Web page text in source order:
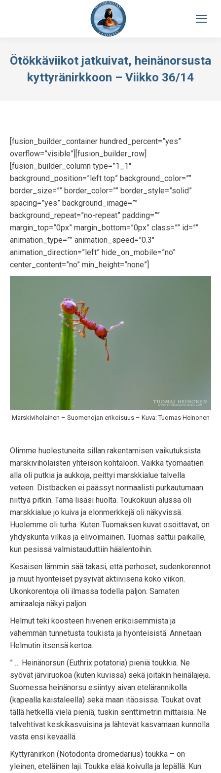
Ötökkäviikot jatkuivat, heinänorsusta
kyttyränirkkoon – Viikko 36/14
[fusion_builder_container hundred_percent=”yes”
overflow=”visible”][fusion_builder_row]
[fusion_builder_column type=”1_1″
background_position=”left top” background_color=””
border_size=”” border_color=”” border_style=”solid”
spacing=”yes” background_image=””
background_repeat=”no-repeat” padding=””
margin_top=”0px” margin_bottom=”0px” class=”” id=””
animation_type=”” animation_speed=”0.3″
animation_direction=”left” hide_on_mobile=”no”
center_content=”no” min_height=”none”]
Marskiviholainen – Suomenojan erikoisuus – Kuva: Tuomas Heinonen
Olimme huolestuneita sillan rakentamisen vaikutuksista
marskiviholaisten yhteisön kohtaloon. Vaikka työmaatien
alla oli putkia ja aukkoja, peittyi marskkialue talvella
veteen. Distbäcken ei päässyt normaalisti purkautumaan
niittyä pitkin. Tämä lisäsi huolta. Toukokuun alussa oli
marskkialue jo kuiva ja elonmerkkejä oli näkyvissä.
Huolemme oli turha. Kuten Tuomaksen kuvat osoittavat, on
yhdyskunta vilkas ja elivoimainen. Tuomas sattui paikalle,
kun pesissä valmistauduttiin häälentoihin.
Kesäisen lämmin sää takasi, että perhoset, sudenkorennot
ja muut hyönteiset pysyivät aktiivisena koko viikon.
Ukonkorentoja oli ilmassa todella paljon. Samaten
amiraaleja näkyi paljon.
Helmut teki koosteen hivenen erikoisemmista ja
vähemmän tunnetusta toukista ja hyönteisistä. Annetaan
Helmutin itsensä kertoa.
” … Heinänorsun (Euthrix potatoria) pieniä toukkia. Ne
syövät järviruokoa (kuten kuvissa) sekä joitakin heinälajeja.
Suomessa heinänorsu esiintyy aivan etelärannikolla
(kapealla kaistaleella) sekä maan itäosissa. Toukat ovat
tällä hetkellä vielä pieniä, tuskin senttimetrin mittaisia. Ne
talvehtivat keskikasvuisina ja lähtevät kasvamaan kunnolla
vasta ensi keväällä.
Kyttyränirkon (Notodonta dromedarius) toukka – on
yleinen, eteläinen laji. Toukka elää koivulla ja lepällä. Kun